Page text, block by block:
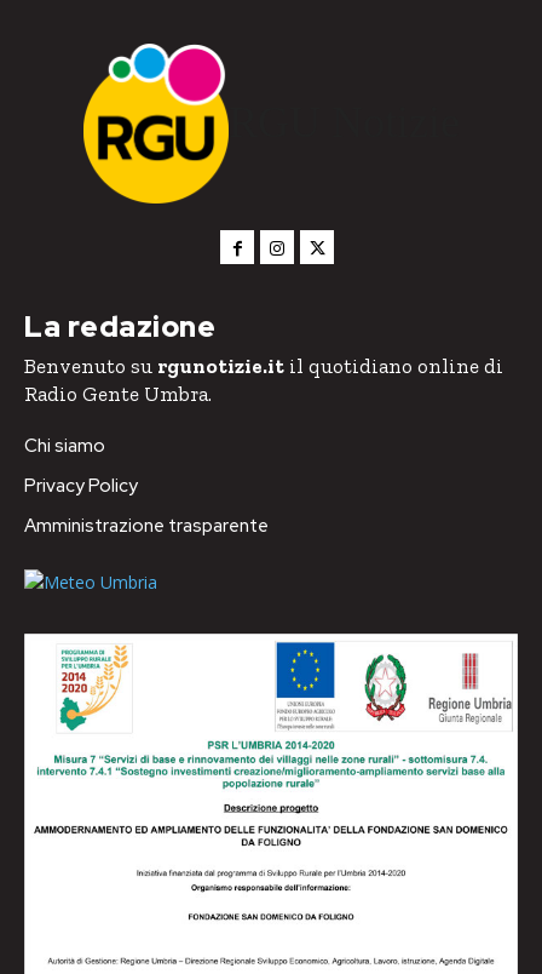
RGU Notizie
La redazione
Benvenuto su rgunotizie.it il quotidiano online di
Radio Gente Umbra.
Chi siamo
Privacy Policy
Amministrazione trasparente